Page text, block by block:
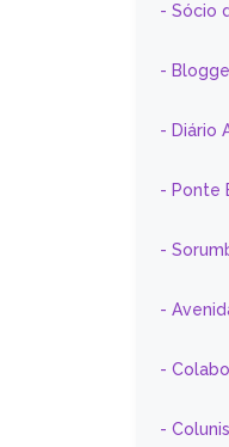
- Sócio
-
- Diário
- Ponte
-
-
-
-